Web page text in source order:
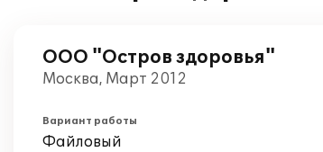
ООО "Остров здоровья"
Москва, Март 2012
Вариант работы
Файловый